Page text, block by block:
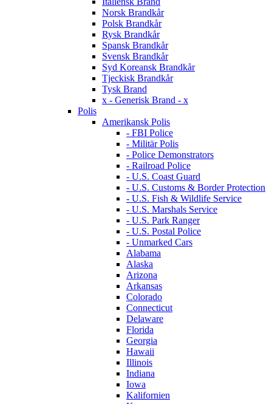
Norsk Brandkår
Polsk Brandkår
Rysk Brandkår
Spansk Brandkår
Svensk Brandkår
Syd Koreansk Brandkår
Tjeckisk Brandkår
Tysk Brand
x - Generisk Brand - x
Polis
Amerikansk Polis
- FBI Police
- Militär Polis
- Police Demonstrators
- Railroad Police
- U.S. Coast Guard
- U.S. Customs & Border Protection
- U.S. Fish & Wildlife Service
- U.S. Marshals Service
- U.S. Park Ranger
- U.S. Postal Police
- Unmarked Cars
Alabama
Alaska
Arizona
Arkansas
Colorado
Connecticut
Delaware
Florida
Georgia
Hawaii
Illinois
Indiana
Iowa
Kalifornien